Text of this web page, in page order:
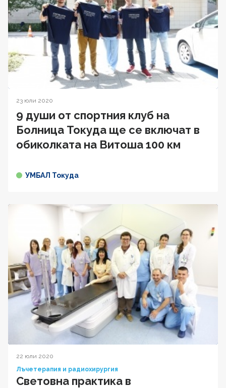
23 юли 2020
9 души от спортния клуб на
Болница Токуда ще се включат в
oбиколката на Витоша 100 км
УМБАЛ Токуда
22 юли 2020
Лъчетерапия и радиохирургия
Световна практика в